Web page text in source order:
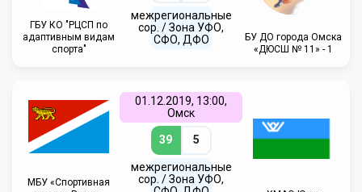
ГБУ КО "РЦСП по
адаптивным видам
спорта"
межрегиональные
сор. / Зона УФО,
СФО, ДФО
БУ ДО города Омска
«ДЮСШ № 11» - 1
МБУ «Спортивная
01.12.2019, 13:00,
Омск
39 5
межрегиональные
сор. / Зона УФО,